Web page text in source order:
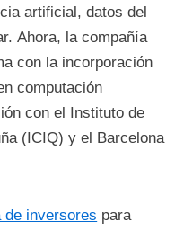
artificial, datos del
Ahora, la compañía
con la incorporación
computación
con el Instituto de
(ICIQ) y el Barcelona
de inversores para